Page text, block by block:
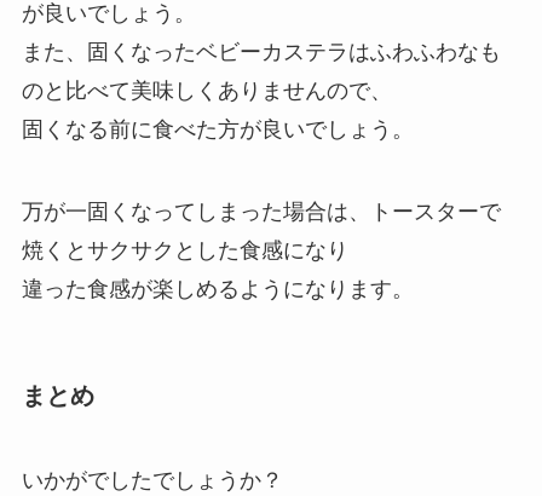
が良いでしょう。
また、固くなったベビーカステラはふわふわなも
のと比べて美味しくありませんので、
固くなる前に食べた方が良いでしょう。
万が一固くなってしまった場合は、トースターで
焼くとサクサクとした食感になり
違った食感が楽しめるようになります。
まとめ
いかがでしたでしょうか？